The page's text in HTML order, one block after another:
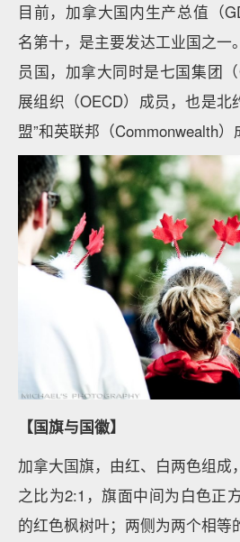
目前，加拿大国内生产总值（
名第十，是主要发达工业国之一
员国，加拿大同时是七国集团
展组织（OECD）成员，也是北
盟”和英联邦（Commonwealth）
【国旗与国徽】
加拿大国旗，由红、白两色组成
之比为2:1，旗面中间为白色正
的红色枫树叶；两侧为两个相等